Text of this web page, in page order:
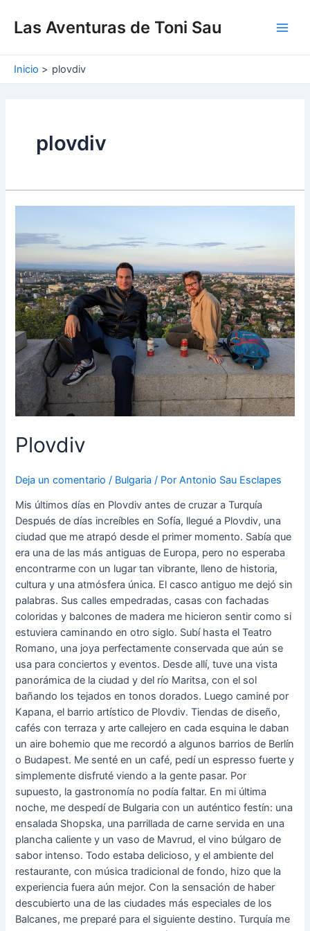
Las Aventuras de Toni Sau
Inicio plovdiv
plovdiv
Plovdiv
Deja un comentario / Bulgaria / PorAntonio Sau Esclapes
Mis últimos días en Plovdiv antes de cruzar a Turquía
Después de días increíbles en Sofía, llegué a Plovdiv, una
ciudad que me atrapó desde el primer momento. Sabía que
era una de las más antiguas de Europa, pero no esperaba
encontrarme con un lugar tan vibrante, lleno de historia,
cultura y una atmósfera única. El casco antiguo me dejó sin
palabras. Sus calles empedradas, casas con fachadas
coloridas y balcones de madera me hicieron sentir como si
estuviera caminando en otro siglo. Subí hasta el Teatro
Romano, una joya perfectamente conservada que aún se
usa para conciertos y eventos. Desde allí, tuve una vista
panorámica de la ciudad y del río Maritsa, con el sol
bañando los tejados en tonos dorados. Luego caminé por
Kapana, el barrio artístico de Plovdiv. Tiendas de diseño,
cafés con terraza y arte callejero en cada esquina le daban
un aire bohemio que me recordó a algunos barrios de Berlín
o Budapest. Me senté en un café, pedí un espresso fuerte y
simplemente disfruté viendo a la gente pasar. Por
supuesto, la gastronomía no podía faltar. En mi última
noche, me despedí de Bulgaria con un auténtico festín: una
ensalada Shopska, una parrillada de carne servida en una
plancha caliente y un vaso de Mavrud, el vino búlgaro de
sabor intenso. Todo estaba delicioso, y el ambiente del
restaurante, con música tradicional de fondo, hizo que la
experiencia fuera aún mejor. Con la sensación de haber
descubierto una de las ciudades más especiales de los
Balcanes, me preparé para el siguiente destino. Turquía me